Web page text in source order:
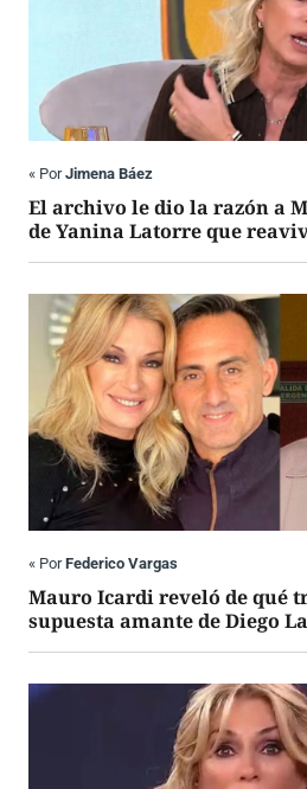
« PorJimena Báez
El archivo le dio la razón a
de Yanina Latorre que
« PorFederico Vargas
Mauro Icardi reveló de qué
supuesta amante de Diego